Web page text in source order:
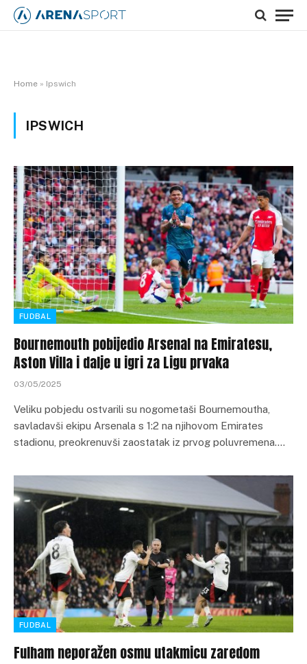
Home » Ipswich
IPSWICH
FUDBAL
Bournemouth pobijedio Arsenal na Emiratesu,
Aston Villa i dalje u igri za Ligu prvaka
03/05/2025
Veliku pobjedu ostvarili su nogometaši Bournemoutha,
savladavši ekipu Arsenala s 1:2 na njihovom Emirates
stadionu, preokrenuvši zaostatak iz prvog poluvremena.…
FUDBAL
Fulham neporažen osmu utakmicu zaredom